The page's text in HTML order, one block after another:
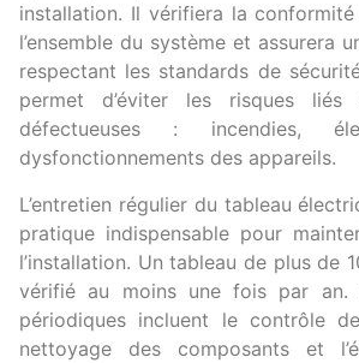
installation. Il vérifiera la
l’ensemble du système et assurera
respectant les standards de
permet d’éviter les risques liés
défectueuses : incendies,
dysfonctionnements des appareils.
L’entretien régulier du tableau
pratique indispensable pour
l’installation. Un tableau de plus de
vérifié au moins une fois par an.
périodiques incluent le contrôle
nettoyage des composants et